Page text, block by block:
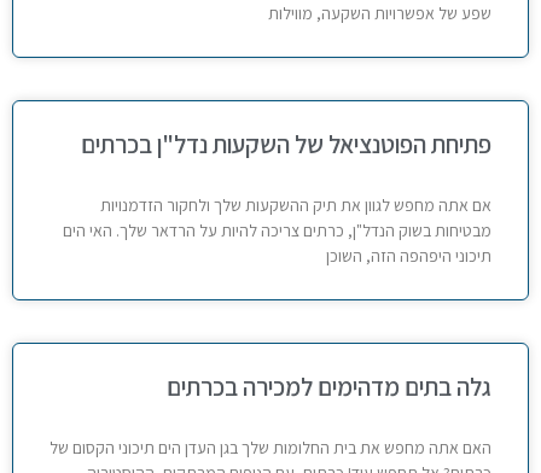
שפע של אפשרויות השקעה, מווילות
פתיחת הפוטנציאל של השקעות נדל"ן בכרתים
אם אתה מחפש לגוון את תיק ההשקעות שלך ולחקור הזדמנויות
מבטיחות בשוק הנדל"ן, כרתים צריכה להיות על הרדאר שלך. האי הים
תיכוני היפהפה הזה, השוכן
גלה בתים מדהימים למכירה בכרתים
האם אתה מחפש את בית החלומות שלך בגן העדן הים תיכוני הקסום של